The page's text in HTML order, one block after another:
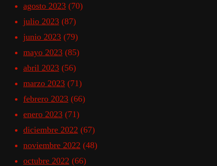
agosto 2023 (70)
julio 2023 (87)
junio 2023 (79)
mayo 2023 (85)
abril 2023 (56)
marzo 2023 (71)
febrero 2023 (66)
enero 2023 (71)
diciembre 2022 (67)
noviembre 2022 (48)
octubre 2022 (66)